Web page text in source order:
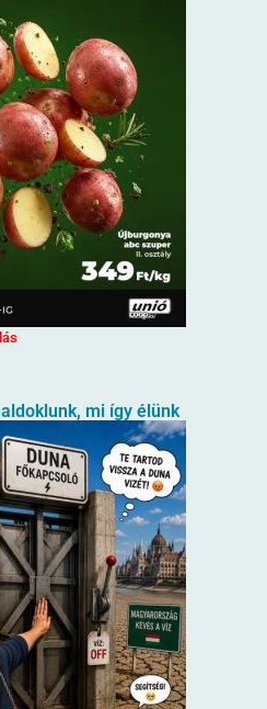
mi így élünk